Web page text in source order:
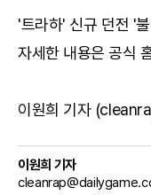
'트라하' 신규 던전 '
자세한 내용은 공식
이원희 기자
이원희 기자